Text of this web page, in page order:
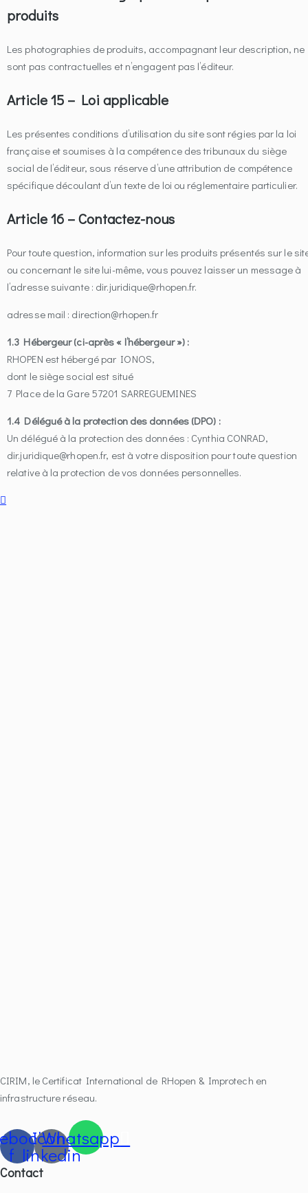
produits
Les photographies de produits, accompagnant leur description, ne
sont pas contractuelles et n’engagent pas l’éditeur.
Article 15 – Loi applicable
Les présentes conditions d’utilisation du site sont régies par la loi
française et soumises à la compétence des tribunaux du siège
social de l’éditeur, sous réserve d’une attribution de compétence
spécifique découlant d’un texte de loi ou réglementaire particulier.
Article 16 – Contactez-nous
Pour toute question, information sur les produits présentés sur le
ou concernant le site lui-même, vous pouvez laisser un message à
l’adresse suivante : dir.juridique@rhopen.fr.
adresse mail : direction@rhopen.fr
1.3 Hébergeur (ci-après « l’hébergeur ») :
RHOPEN est hébergé par IONOS,
dont le siège social est situé
7 Place de la Gare 57201 SARREGUEMINES
1.4 Délégué à la protection des données (DPO) :
Un délégué à la protection des données : Cynthia CONRAD,
dir.juridique@rhopen.fr, est à votre disposition pour toute question
relative à la protection de vos données personnelles.
CIRIM, le Certificat International de RHopen & Improtech en
infrastructure réseau.
f
Icon-
linkedin
Whatsapp
Contact